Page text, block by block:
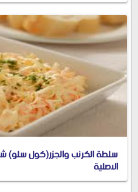
سلطة الكرنب والجزر(كول
الاصلية